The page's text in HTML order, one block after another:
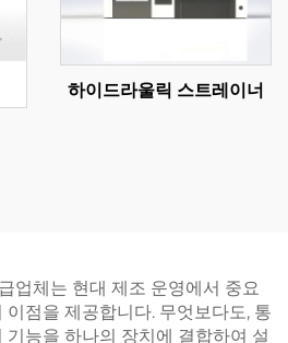
하이드라울릭 스트레이너
업체는 현대 제조 운영에서 중요
점을 제공합니다. 무엇보다도, 통
능을 하나의 장치에 결합하여 설